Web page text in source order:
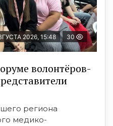
2026, 15:48 30
волонтёров-
региона
медико-